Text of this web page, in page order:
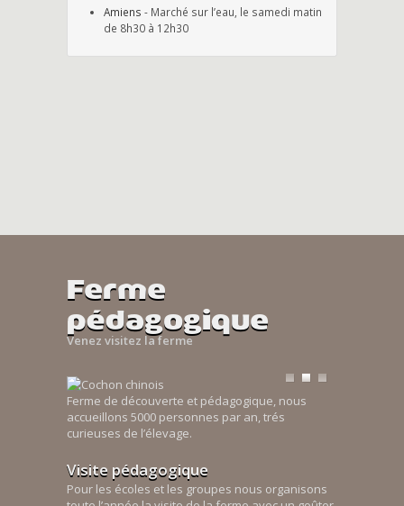
Amiens - Marché sur l’eau, le samedi matin
de 8h30 à 12h30
Ferme
pédagogique
Venez visitez la ferme
Ferme de découverte et pédagogique, nous
accueillons 5000 personnes par an, trés
curieuses de l’élevage.
Visite pédagogique
Pour les écoles et les groupes nous organisons